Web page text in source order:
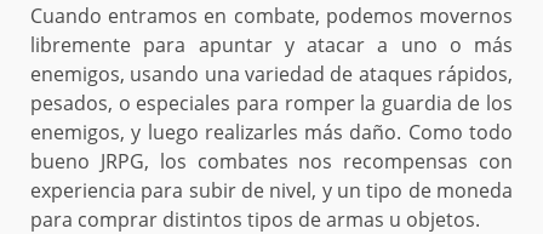
Cuando entramos en combate, podemos movernos
libremente para apuntar y atacar a uno o más
enemigos, usando una variedad de ataques rápidos,
pesados, o especiales para romper la guardia de los
enemigos, y luego realizarles más daño. Como todo
bueno JRPG, los combates nos recompensas con
experiencia para subir de nivel, y un tipo de moneda
para comprar distintos tipos de armas u objetos.